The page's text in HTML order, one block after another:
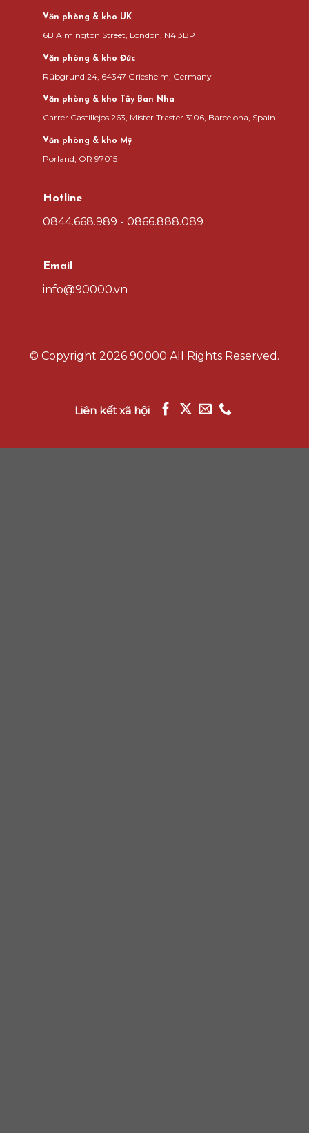
Văn phòng & kho UK
6B Almington Street, London, N4 3BP
Văn phòng & kho Đức
Rübgrund 24, 64347 Griesheim, Germany
Văn phòng & kho Tây Ban Nha
Carrer Castillejos 263, Mister Traster 3106, Barcelona, Spain
Văn phòng & kho Mỹ
Porland, OR 97015
Hotline
0844.668.989 - 0866.888.089
Email
info@90000.vn
© Copyright 2026 90000 All Rights Reserved.
Liên kết xã hội